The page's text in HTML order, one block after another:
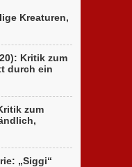
Kreaturen,
Kritik zum
durch ein
zum
„Siggi“